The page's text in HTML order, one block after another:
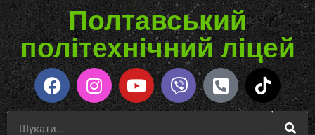
Полтавський
політехнічний ліцей